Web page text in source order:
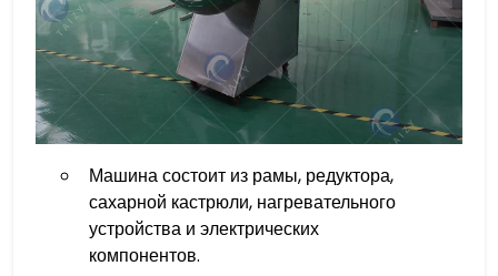
Машина состоит из рамы, редуктора,
сахарной кастрюли, нагревательного
устройства и электрических
компонентов.